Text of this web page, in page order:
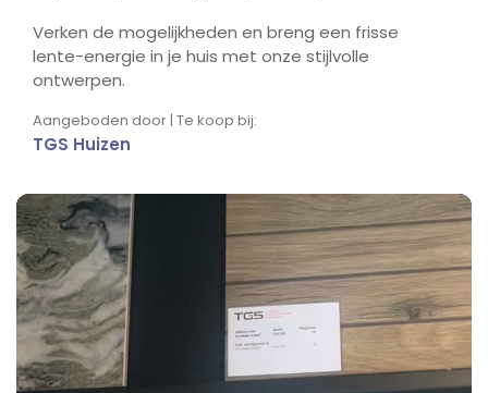
Verken de mogelijkheden en breng een frisse
lente-energie in je huis met onze stijlvolle
ontwerpen.
Aangeboden door | Te koop bij:
TGS Huizen